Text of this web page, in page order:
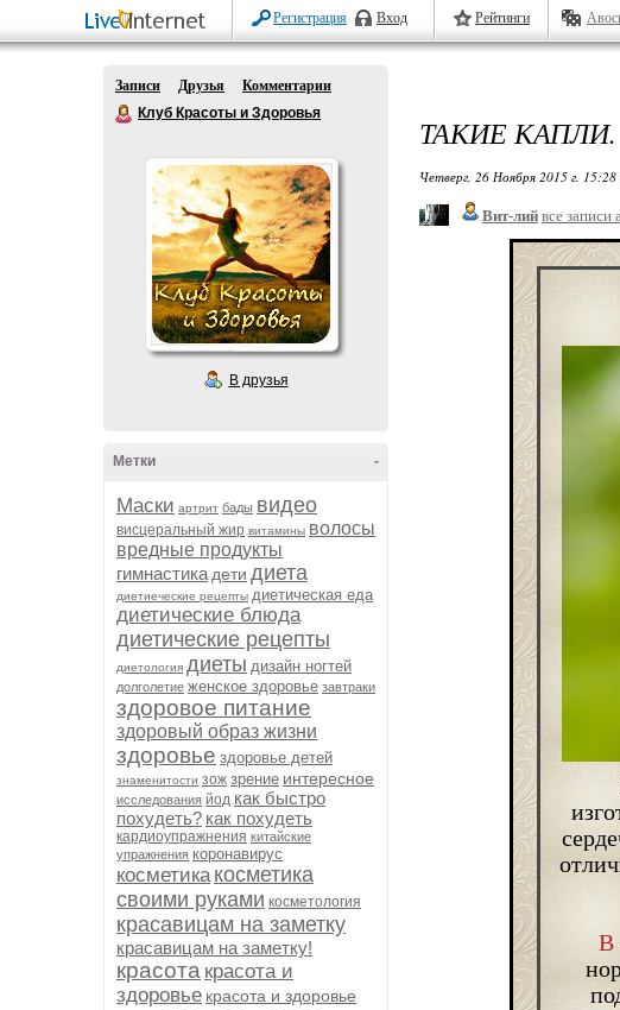
Регистрация Вход Рейтинги
Записи Друзья
Комментарии
Клуб Красоты и Здоровья
В друзья
-
Метки
Маски артрит бады видео
висцеральный жир витамины волосы
вредные продукты
гимнастика дети диета
диетиеческие рецепты диетическая еда
диетические блюда
диетические рецепты
диетология диеты дизайн ногтей
долголетие женское здоровье завтраки
здоровое питание
здоровый образ жизни
здоровье здоровье детей
знаменитости зож зрение интересное
исследования йод как быстро
похудеть? как похудеть
кардиоупражнения китайские
упражнения коронавирус
косметика косметика
своими руками косметология
красавицам на заметку
красавицам на заметку!
красота красота и
здоровье красота и здоровье
ТАКИЕ КАПЛИ.
Четверг, 26 Ноября 2015 г. 15:28
Вит-лий все записи
В